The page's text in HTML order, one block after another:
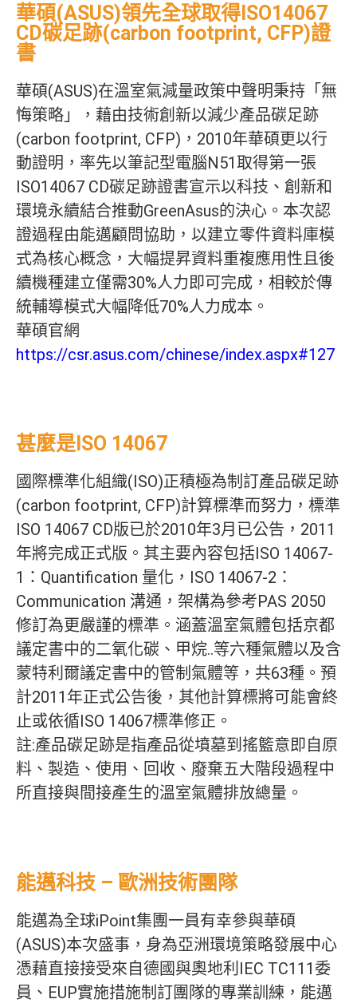
華碩(ASUS)領先全球取得ISO14067
CD碳足跡(carbon footprint, CFP)證
書
華碩(ASUS)在溫室氣減量政策中聲明秉持「無
悔策略」，藉由技術創新以減少產品碳足跡
(carbon footprint, CFP)，2010年華碩更以行
動證明，率先以筆記型電腦N51取得第一張
ISO14067 CD碳足跡證書宣示以科技、創新和
環境永續結合推動GreenAsus的決心。本次認
證過程由能邁顧問協助，以建立零件資料庫模
式為核心概念，大幅提昇資料重複應用性且後
續機種建立僅需30%人力即可完成，相較於傳
統輔導模式大幅降低70%人力成本。
華碩官網
https://csr.asus.com/chinese/index.aspx#127
甚麼是ISO 14067
國際標準化組織(ISO)正積極為制訂產品碳足跡
(carbon footprint, CFP)計算標準而努力，標準
ISO 14067 CD版已於2010年3月已公告，2011
年將完成正式版。其主要內容包括ISO 14067-
1：Quantification 量化，ISO 14067-2：
Communication 溝通，架構為參考PAS 2050
修訂為更嚴謹的標準。涵蓋溫室氣體包括京都
議定書中的二氧化碳、甲烷..等六種氣體以及含
蒙特利爾議定書中的管制氣體等，共63種。預
計2011年正式公告後，其他計算標將可能會終
止或依循ISO 14067標準修正。
註:產品碳足跡是指產品從墳墓到搖籃意即自原
料、製造、使用、回收、廢棄五大階段過程中
所直接與間接產生的溫室氣體排放總量。
能邁科技 – 歐洲技術團隊
能邁為全球iPoint集團一員有幸參與華碩
(ASUS)本次盛事，身為亞洲環境策略發展中心
憑藉直接接受來自德國與奧地利IEC TC111委
員、EUP實施措施制訂團隊的專業訓練，能邁